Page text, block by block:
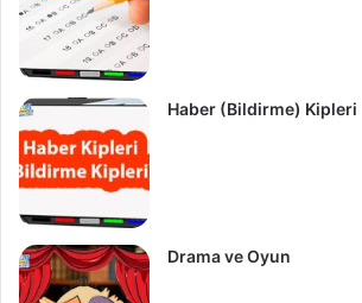
Haber (Bildirme) Kipleri
Drama ve Oyun